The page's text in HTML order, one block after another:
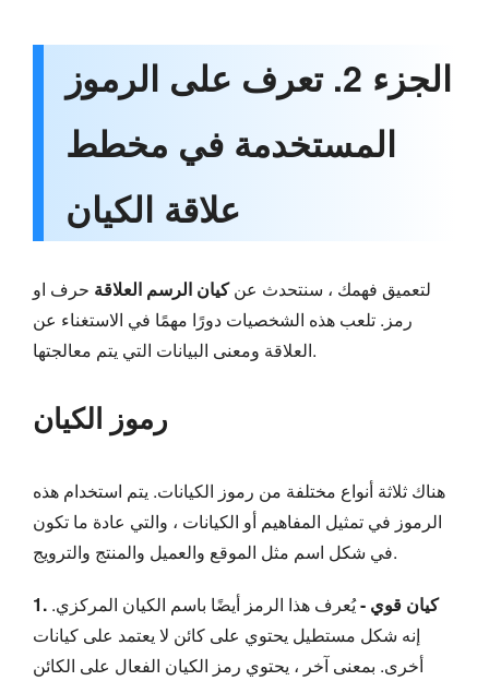
الجزء 2. تعرف على الرموز
المستخدمة في مخطط
علاقة الكيان
لتعميق فهمك ، سنتحدث عنكيان الرسم العلاقة حرف او
رمز. تلعب هذه الشخصيات دورًا مهمًا في الاستغناء عن
العلاقة ومعنى البيانات التي يتم معالجتها.
رموز الكيان
هناك ثلاثة أنواع مختلفة من رموز الكيانات. يتم استخدام هذه
الرموز في تمثيل المفاهيم أو الكيانات ، والتي عادة ما تكون
في شكل اسم مثل الموقع والعميل والمنتج والترويج.
1. كيان قوي -يُعرف هذا الرمز أيضًا باسم الكيان المركزي.
إنه شكل مستطيل يحتوي على كائن لا يعتمد على كيانات
أخرى. بمعنى آخر ، يحتوي رمز الكيان الفعال على الكائن